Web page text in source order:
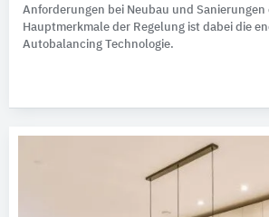
Anforderungen bei Neubau und
Hauptmerkmale der Regelung ist dabei die
Autobalancing Technologie.